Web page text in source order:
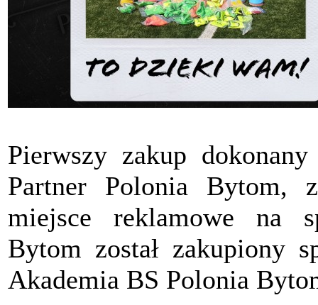
Pierwszy zakup
Partner Polonia Bytom,
miejsce reklamowe na
Bytom został zakupiony
Akademia BS Polonia